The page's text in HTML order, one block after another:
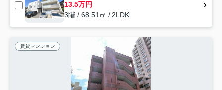
13.5万円
3階 / 68.51㎡ / 2LDK
賃貸マンション